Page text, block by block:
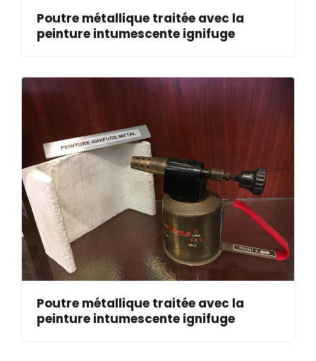
Poutre métallique traitée avec la
peinture intumescente ignifuge
Poutre métallique traitée avec la
peinture intumescente ignifuge